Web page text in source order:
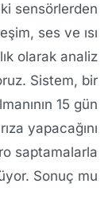
sensörlerden
ses ve ısı
olarak analiz
Sistem, bir
15 gün
yapacağını
saptamalarla
Sonuç mu?